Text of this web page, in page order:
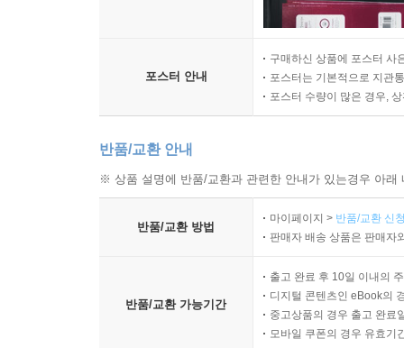
포스터 안내
구매하신 상품에 포스터 사
포스터는 기본적으로 지관
포스터 수량이 많은 경우,
반품/교환 안내
※ 상품 설명에 반품/교환과 관련한 안내가 있는경우 아
반품/교환 방법
마이페이지 > 반품/교환 신
판매자 배송 상품은 판매자
반품/교환 가능기간
출고 완료 후 10일 이내의
디지털 콘텐츠인 eBook의
중고상품의 경우 출고 완료
모바일 쿠폰의 경우 유효기